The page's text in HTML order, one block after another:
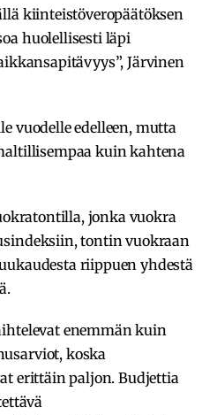
kiinteistöveropäätöksen
huolellisesti läpi
Järvinen
vuodelle edelleen, mutta
kuin kahtena
jonka vuokra
tontin vuokraan
riippuen yhdestä
enemmän kuin
koska
erittäin paljon. Budjettia